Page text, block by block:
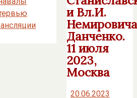
и Вл.И.
Данченко.
11 июля
2023,
Москва
20.06.2023